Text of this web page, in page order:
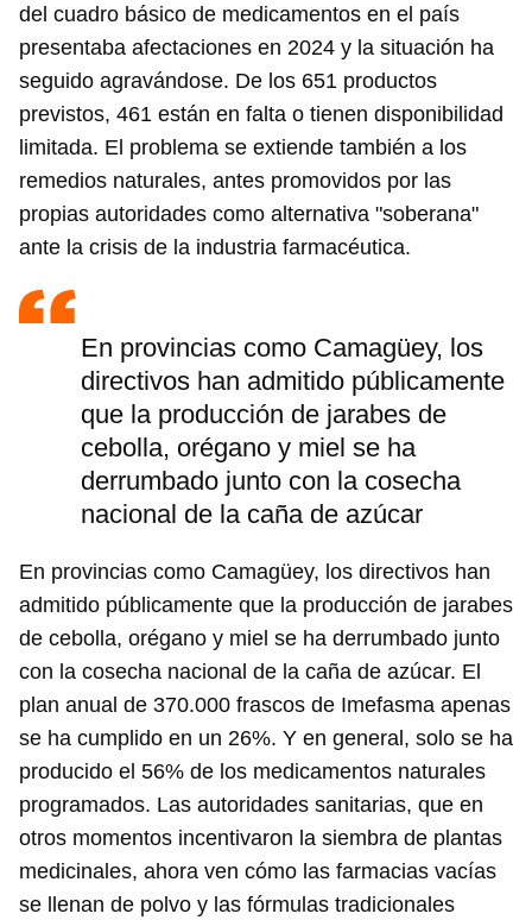
Guardar como favorito
Para poder guardar como favorito, primero has de
iniciar sesión con tu cuenta de 14ymedio.
del cuadro básico de medicamentos en el país
presentaba afectaciones en 2024 y la situación ha
seguido agravándose. De los 651 productos
previstos, 461 están en falta o tienen disponibilidad
limitada. El problema se extiende también a los
remedios naturales, antes promovidos por las
propias autoridades como alternativa "soberana"
ante la crisis de la industria farmacéutica.
En provincias como Camagüey, los
directivos han admitido públicamente
que la producción de jarabes de
cebolla, orégano y miel se ha
derrumbado junto con la cosecha
nacional de la caña de azúcar
En provincias como Camagüey, los directivos han
admitido públicamente que la producción de jarabes
de cebolla, orégano y miel se ha derrumbado junto
con la cosecha nacional de la caña de azúcar. El
plan anual de 370.000 frascos de Imefasma apenas
se ha cumplido en un 26%. Y en general, solo se ha
producido el 56% de los medicamentos naturales
programados. Las autoridades sanitarias, que en
otros momentos incentivaron la siembra de plantas
medicinales, ahora ven cómo las farmacias vacías
se llenan de polvo y las fórmulas tradicionales